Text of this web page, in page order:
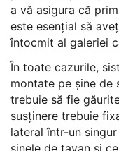
a vă asigura că
este esențial să
întocmit al galeriei
În toate cazurile,
montate pe șine de
trebuie să fie
susținere trebuie
lateral într-un
șinele de tavan și